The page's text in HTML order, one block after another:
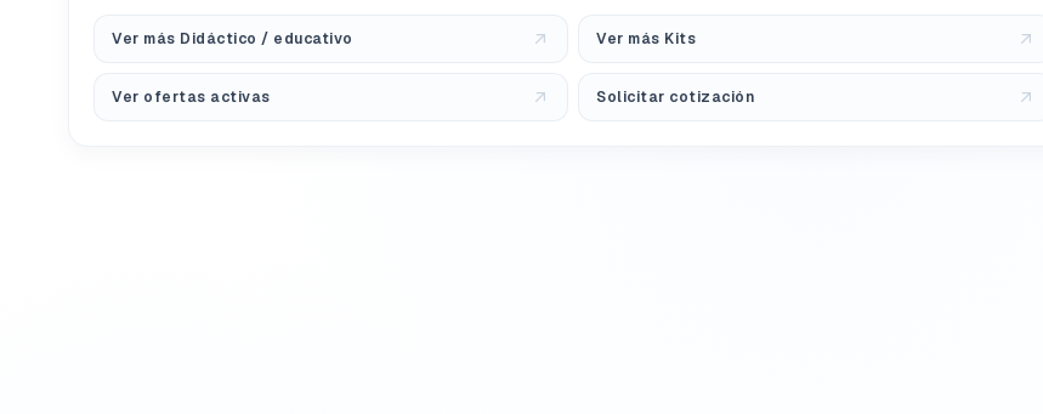
Ver más Didáctico / educativo Ver más Kits
Ver ofertas activas Solicitar cotización